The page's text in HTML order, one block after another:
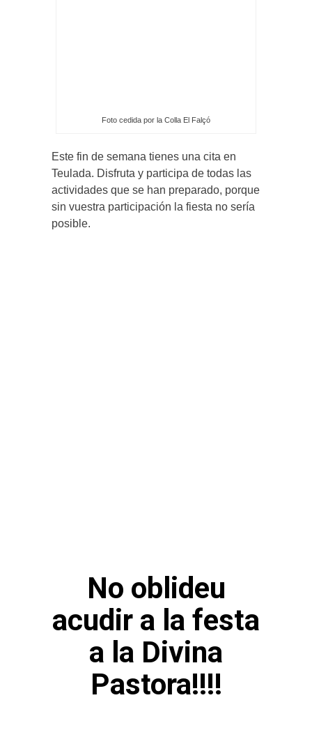
Foto cedida por la Colla El Falçó
Este fin de semana tienes una cita en
Teulada. Disfruta y participa de todas las
actividades que se han preparado, porque
sin vuestra participación la fiesta no sería
posible.
No oblideu
acudir a la festa
a la Divina
Pastora!!!!